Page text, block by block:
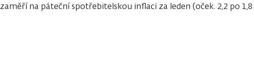
zaměří na páteční spotřebitelskou inflaci za leden (oček. 2,2 po